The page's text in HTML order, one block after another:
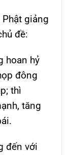
giảng
đề:
hoan hỷ
đông
thì
tăng
đến với